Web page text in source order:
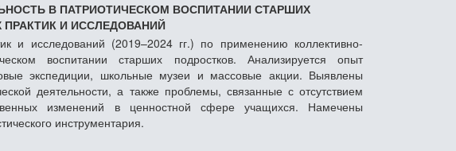
В ПАТРИОТИЧЕСКОМ ВОСПИТАНИИ СТАРШИХ
И ИССЛЕДОВАНИЙ
и исследований (2019–2024 гг.) по применению коллективно-
воспитании старших подростков. Анализируется опыт
экспедиции, школьные музеи и массовые акции. Выявлены
деятельности, а также проблемы, связанные с отсутствием
изменений в ценностной сфере учащихся. Намечены
инструментария.